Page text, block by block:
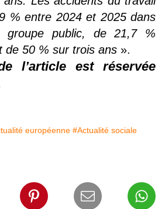
% entre 2024 et 2025 dans
groupe public, de 21,7 %
de 50 % sur trois ans ».
l’article est réservée
européenne #Actualité sociale